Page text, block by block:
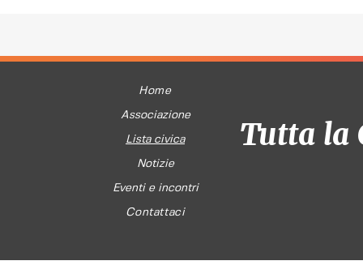
Home
Associazione
Lista civica
Notizie
Eventi e incontri
Contattaci
Tutta la